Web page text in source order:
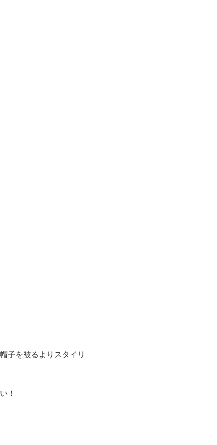
子を被るよりスタイリ
！